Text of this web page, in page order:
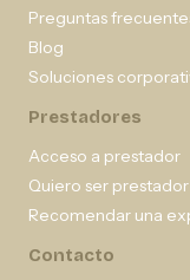
Preguntas
Blog
Soluciones
Prestadores
Acceso a prestador
Quiero ser prestador
Recomendar una
Contacto